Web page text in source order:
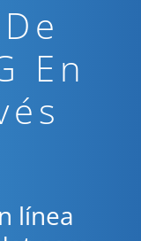
En
línea